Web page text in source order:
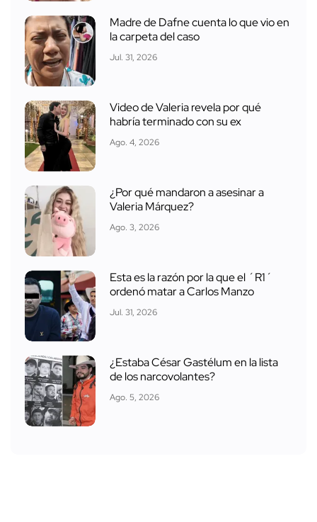
Madre de Dafne cuenta lo que vio en
la carpeta del caso
Jul. 31, 2026
Video de Valeria revela por qué
habría terminado con su ex
Ago. 4, 2026
¿Por qué mandaron a asesinar a
Valeria Márquez?
Ago. 3, 2026
Esta es la razón por la que el ´R1´
ordenó matar a Carlos Manzo
Jul. 31, 2026
¿Estaba César Gastélum en la lista
de los narcovolantes?
Ago. 5, 2026